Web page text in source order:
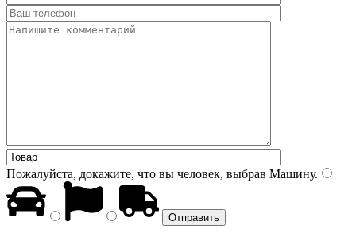
Пожалуйста, докажите, что вы человек, выбрав Машину.